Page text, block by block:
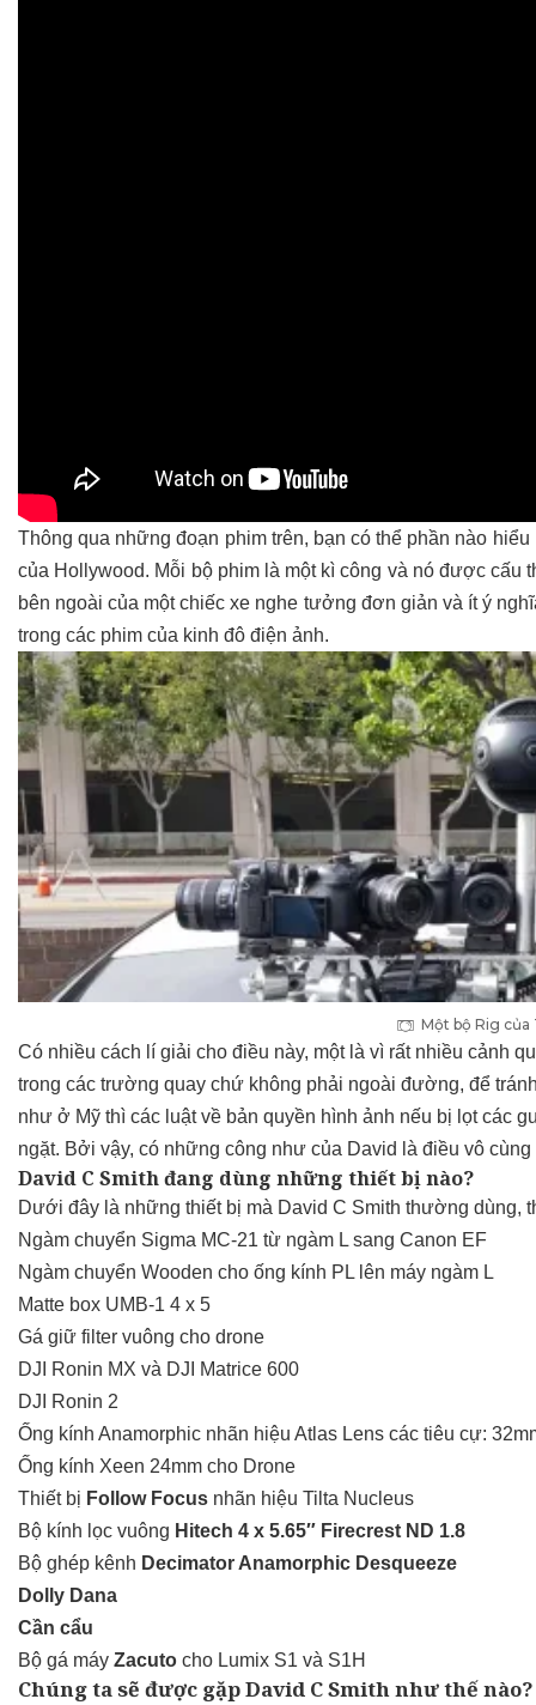
Thông qua những đoạn phim trên, bạn có thể phần nào
của Hollywood. Mỗi bộ phim là một kì công và nó được cấu
bên ngoài của một chiếc xe nghe tưởng đơn giản và ít ý
trong các phim của kinh đô điện ảnh.
Một bộ Rig của
Có nhiều cách lí giải cho điều này, một là vì rất nhiều cảnh
trong các trường quay chứ không phải ngoài đường, để
như ở Mỹ thì các luật về bản quyền hình ảnh nếu bị lọt các
ngặt. Bởi vậy, có những công như của David là điều vô cùng
David C Smith đang dùng những thiết bị nào?
Dưới đây là những thiết bị mà David C Smith thường dùng,
Ngàm chuyển Sigma MC-21 từ ngàm L sang Canon EF
Ngàm chuyển Wooden cho ống kính PL lên máy ngàm L
Matte box UMB-1 4 x 5
Gá giữ filter vuông cho drone
DJI Ronin MX và DJI Matrice 600
DJI Ronin 2
Ống kính Anamorphic nhãn hiệu Atlas Lens các tiêu cự:
Ống kính Xeen 24mm cho Drone
Thiết bị Follow Focus nhãn hiệu Tilta Nucleus
Bộ kính lọc vuông Hitech 4 x 5.65″ Firecrest ND 1.8
Bộ ghép kênh Decimator Anamorphic Desqueeze
Dolly Dana
Cần cẩu
Bộ gá máy Zacuto cho Lumix S1 và S1H
Chúng ta sẽ được gặp David C Smith như thế nào?